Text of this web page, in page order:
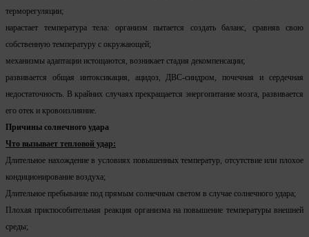
терморегуляции;
нарастает температура тела: организм пытается создать баланс, сравняв свою
собственную температуру с окружающей;
механизмы адаптации истощаются, возникает стадия декомпенсации;
развивается общая интоксикация, ацидоз, ДВС-синдром, почечная и сердечная
недостаточность. В крайних случаях прекращается энергопитание мозга, развивается
его отек и кровоизлияние.
Причины солнечного удара
Что вызывает тепловой удар:
Длительное нахождение в условиях повышенных температур, отсутствие или плохое
кондиционирование воздуха;
Длительное пребывание под прямым солнечным светом в случае солнечного удара;
Плохая приспособительная реакция организма на повышение температуры внешней
среды;